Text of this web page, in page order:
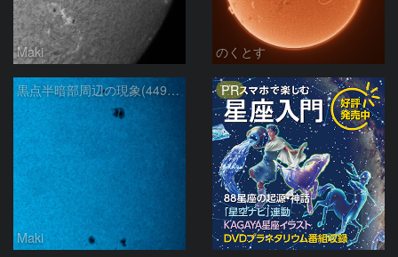
Maki のくとす
黒点半暗部周辺の現象(4498、4502付近)8/6
Maki
PR